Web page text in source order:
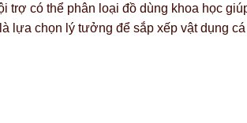
trợ có thể phân loại đồ dùng khoa học
chọn lý tưởng để sắp xếp vật dụng